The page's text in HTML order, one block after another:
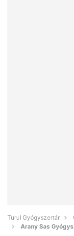
Turul Gyógyszertár
Arany Sas